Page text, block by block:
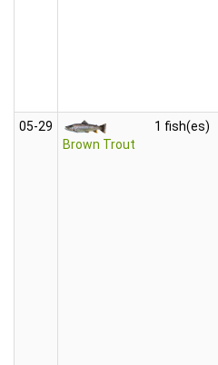
05‑29
Brown Trout
1 fish(es)